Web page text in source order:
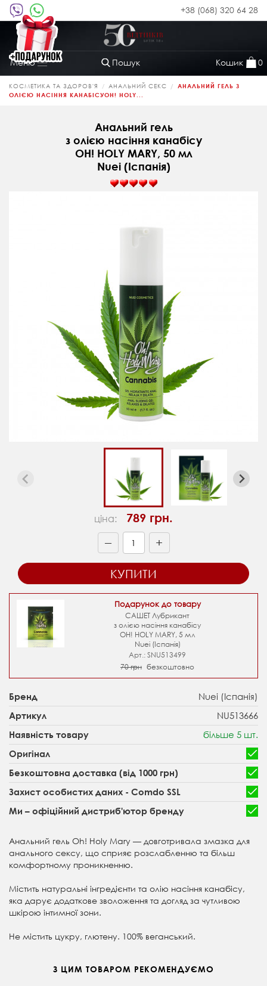
+38 (068) 320 64 28
Пошук Кошик 0
Меню Toggle
navigation
КОСМЕТИКА ТА ЗДОРОВ'Я АНАЛЬНИЙ СЕКС
АНАЛЬНИЙ ГЕЛЬ З
ОЛІЄЮ НАСІННЯ КАНАБІСУOH! HOLY...
Анальний гель
з олією насіння канабісу
OH! HOLY MARY, 50 мл
Nuei (Іспанія)
ціна: 789 грн.
— +
КУПИТИ
Подарунок до товару
САШЕТ Лубрикант
з олією насіння канабісу
OH! HOLY MARY, 5 мл
Nuei (Іспанія)
Арт.: SNU513499
70 грн безкоштовно
Бренд Nuei (Іспанія)
Артикул NU513666
Наявність товару більше 5 шт.
Оригінал
Безкоштовна доставка (від 1000 грн)
Захист особистих даних - Comdo SSL
Ми – офіційний дистриб'ютор бренду
Анальний гель Oh! Holy Mary — довготривала змазка для
анального сексу, що сприяє розслабленню та більш
комфортному проникненню.
Містить натуральні інгредієнти та олію насіння канабісу,
яка дарує додаткове зволоження та догляд за чутливою
шкірою інтимної зони.
Не містить цукру, глютену. 100% веганський.
З ЦИМ ТОВАРОМ РЕКОМЕНДУЄМО